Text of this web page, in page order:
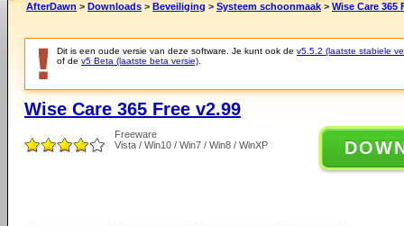
AfterDawn > Downloads > Beveiliging > Systeem schoonmaak > Wise Care 365
Dit is een oude versie van deze software. Je kunt ook de v5.5.2 (laatste stabiele
of de v5 Beta (laatste beta versie)
Wise Care 365 Free v2.99
Freeware
Vista / Win10 / Win7 / Win8 / WinXP